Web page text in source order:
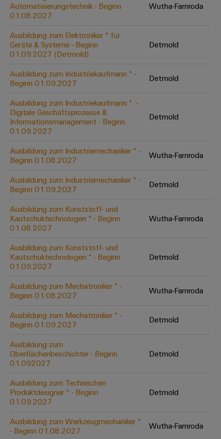
Verbindungslösungen
für
Konventionelle
Energieerzeugung
Zukunftssicherheit
für
bewährte
Maschinenbau
Lösungen
für
verschiedene
Segmente
der
und
Fabrikautomation
Öl
&
Sicherer
Betrieb
mit
Lösungen
für
Prozessindustrie
Mehr
Ressourceneffizienz
durch
Schaltschrankbau
Lösungen
die
Herausforderungen
Systeme
Lösungen
Dezentrale
Automatisierung
Lösungen
IIoT
&
Automation
Software
Industrial
Industrial
Automation
Industrial
IoT
Industrial
Security
Industrial
Service
Platform
easyConnect
Regler
Gerätehersteller
Elektronikgehäuse
Blitz-
und
Überspannungsschutz
PV
Feldbusverteiler
Automatisierung
&
Software
I/O-
Systeme
Industrial
Ethernet
Touch-
Panels
Engineering-
Visualisierungstools
Energiemessung
und
Smart
Metering
Weidmüller
Technischer
Support
Umweltbezogene
Produktkonformität
Engineering
Daten
Technische
Produktkataloge
Reparatur
und
Ersatzteile
Trainings
Webinare
PSIRT
Digitale
Bestellmöglichkeiten
eShop
OCI-
EDI-
Schnittstelle
ALLE
SERVICES
Pressekontakt
Unsere
IIoT
and
Partner
Netzwerk
IIoT
Automation
Solution
finden
Solution
Partner
-
Systemintegratoren
Messen
&
Globale
Messen
&
Events
Offene
Ausbildungs-
und
Studienplätze
Aktuelle
Termine
Workshops
für
Schulklassen
Stellenbörse
Entwicklung
Automatisierungstechnik - Beginn
01.08.2027
Wutha-Farnroda
Ausbildung zum Elektroniker * für
Geräte & Systeme - Beginn
01.09.2027 (Detmold)
Detmold
Ausbildung zum Industriekaufmann * -
Beginn 01.09.2027
Detmold
Ausbildung zum Industriekaufmann * ​ -
Digitale Geschäftsprozesse &
Informationsmanagement - Beginn
01.09.2027
Detmold
Ausbildung zum Industriemechaniker * -
Beginn 01.08.2027
Wutha-Farnroda
Ausbildung zum Industriemechaniker * -
Beginn 01.09.2027
Detmold
Ausbildung zum Kunststoff- und
Kautschuktechnologen * - Beginn
01.08.2027
Wutha-Farnroda
Ausbildung zum Kunststoff- und
Kautschuktechnologen * - Beginn
01.09.2027
Detmold
Ausbildung zum Mechatroniker * -
Beginn 01.08.2027
Wutha-Farnroda
Ausbildung zum Mechatroniker * -
Beginn 01.09.2027
Detmold
Ausbildung zum
Oberflächenbeschichter - Beginn
01.092027
Detmold
Ausbildung zum Technischen
Produktdesigner * - Beginn
01.09.2027
Detmold
Ausbildung zum Werkzeugmechaniker *
- Beginn 01.08.2027
Wutha-Farnroda